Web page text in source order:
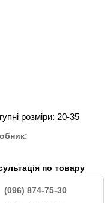
розміри: 20-35
по товару
(096) 874-75-30